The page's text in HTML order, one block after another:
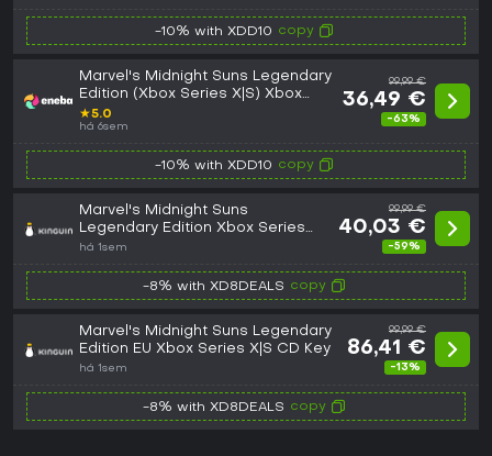
-10% with XDD10 copy
Marvel's Midnight Suns Legendary
Edition (Xbox Series X|S) Xbox
Live Key GLOBAL
★5.0
há 6sem
99,99 €
36,49 €
-63%
-10% with XDD10 copy
Marvel's Midnight Suns
Legendary Edition Xbox Series
X|S CD Key
há 1sem
99,99 €
40,03 €
-59%
-8% with XD8DEALS copy
Marvel's Midnight Suns Legendary
Edition EU Xbox Series X|S CD Key
há 1sem
99,99 €
86,41 €
-13%
-8% with XD8DEALS copy